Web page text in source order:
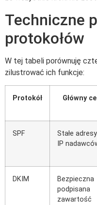
Techniczne
protokołów
W tej tabeli porównuję
zilustrować ich funkcje:
Protokół Główny cel
SPF
Stałe adresy
IP
DKIM
Bezpieczna
podpisana
zawartość